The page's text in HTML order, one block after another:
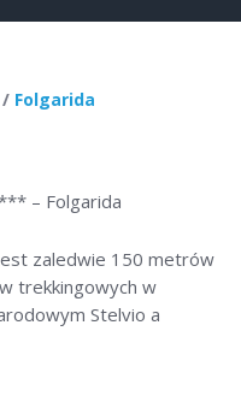
/ Folgarida
– Folgarida
zaledwie 150 metrów
trekkingowych w
Stelvio a